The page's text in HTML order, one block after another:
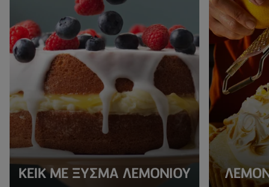
ΚΕΙΚ ΜΕ ΞΥΣΜΑ ΛΕΜΟΝΙΟΥ